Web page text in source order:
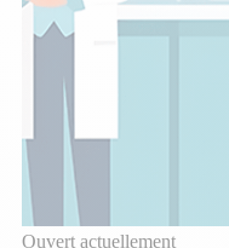
Ouvert actuellement